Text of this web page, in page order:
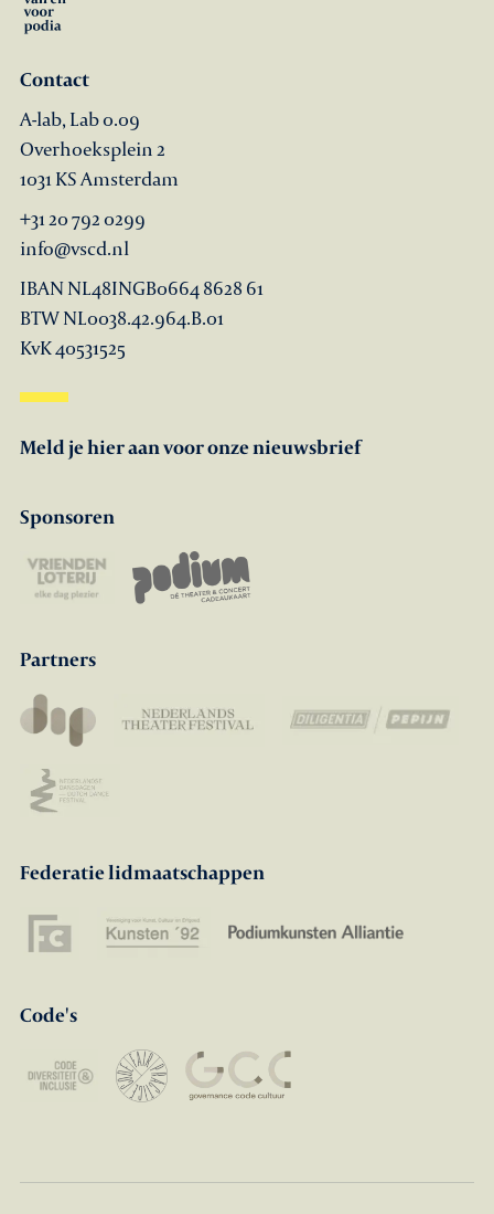
Contact
A-lab, Lab 0.09
Overhoeksplein 2
1031 KS Amsterdam
+31 20 792 0299
info@vscd.nl
IBAN NL48INGB0664 8628 61
BTW NL0038.42.964.B.01
KvK 40531525
Meld je hier aan voor onze nieuwsbrief
Sponsoren
Partners
Federatie lidmaatschappen
Code's